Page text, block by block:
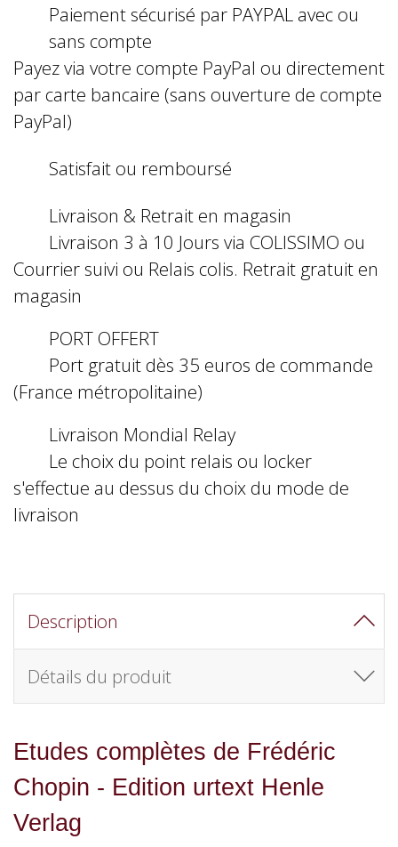
Paiement sécurisé par PAYPAL avec ou
sans compte
Payez via votre compte PayPal ou directement
par carte bancaire (sans ouverture de compte
PayPal)
Satisfait ou remboursé
Livraison & Retrait en magasin
Livraison 3 à 10 Jours via COLISSIMO ou
Courrier suivi ou Relais colis. Retrait gratuit en
magasin
PORT OFFERT
Port gratuit dès 35 euros de commande
(France métropolitaine)
Livraison Mondial Relay
Le choix du point relais ou locker
s'effectue au dessus du choix du mode de
livraison
Description
Détails du produit
Etudes complètes de Frédéric
Chopin - Edition urtext Henle
Verlag